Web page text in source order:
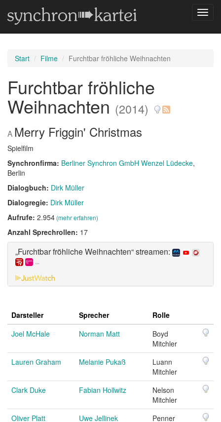
Start Filme Furchtbar fröhliche Weihnachten
Furchtbar fröhliche
Weihnachten (2014)
A Merry Friggin' Christmas
Spielfilm
Synchronfirma: Berliner Synchron GmbH Wenzel Lüdecke,
Berlin
Dialogbuch: Dirk Müller
Dialogregie: Dirk Müller
Aufrufe: 2.954(mehr erfahren)
Anzahl Sprechrollen: 17
„Furchtbar fröhliche Weihnachten“ streamen:
...
Darsteller Sprecher
Rolle
Joel McHale
Norman Matt
Boyd
Mitchler
Lauren Graham
Melanie Pukaß
Luann
Mitchler
Clark Duke
Fabian Hollwitz
Nelson
Mitchler
Oliver Platt
Uwe Jellinek
Penner